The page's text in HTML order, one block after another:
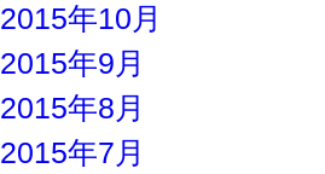
2015年10月
2015年9月
2015年8月
2015年7月